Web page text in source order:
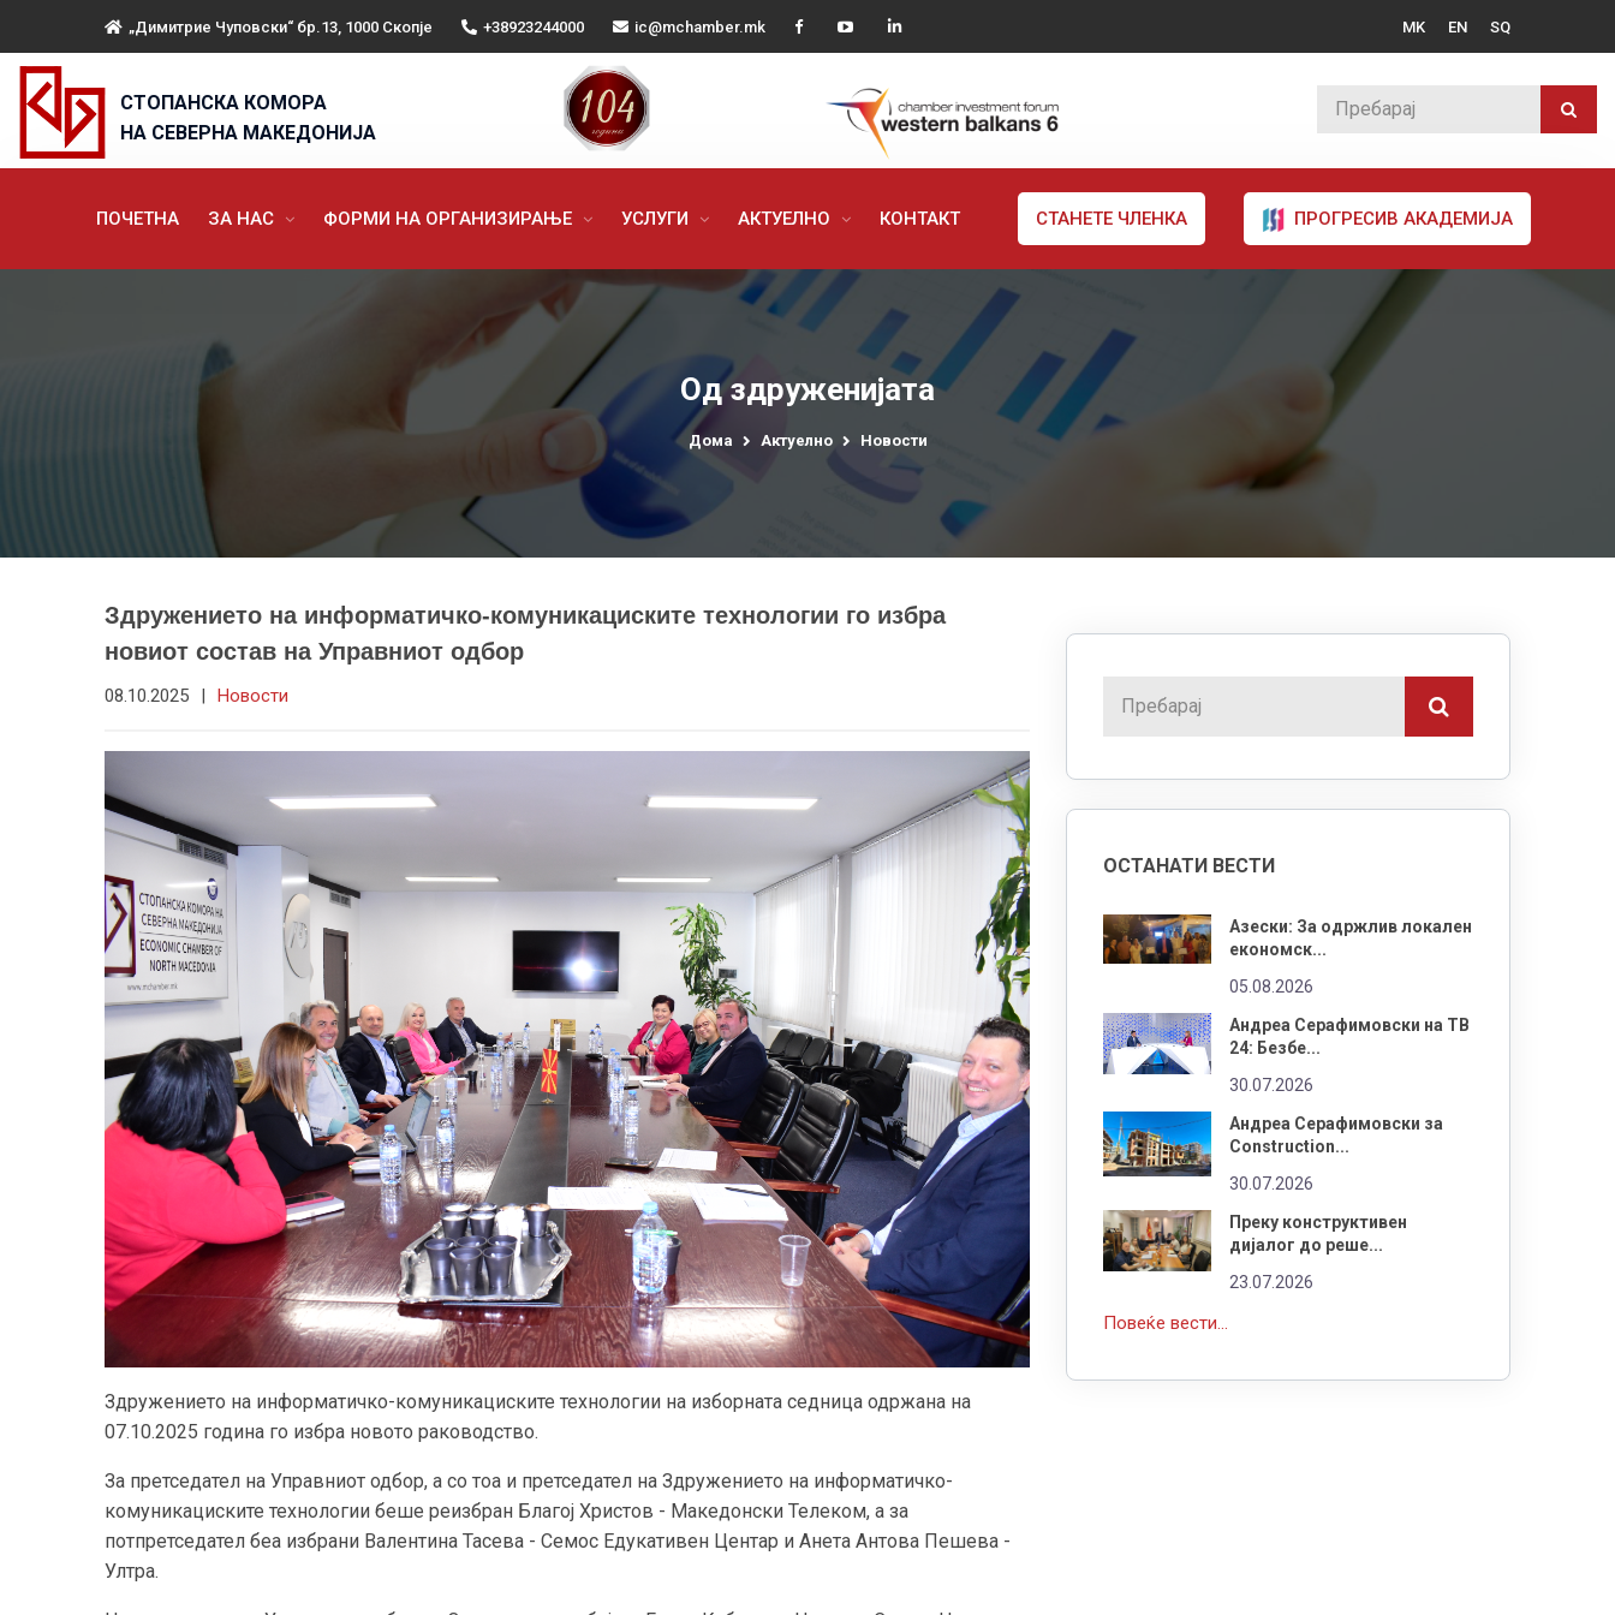
„Димитрие Чуповски“ бр.13, 1000 Скопје +38923244000 ic@mchamber.mk MK EN SQ
СТОПАНСКА КОМОРА
НА СЕВЕРНА МАКЕДОНИЈА
ПОЧЕТНА ЗА НАС ФОРМИ НА ОРГАНИЗИРАЊЕ УСЛУГИ АКТУЕЛНО КОНТАКТ СТАНЕТЕ ЧЛЕНКА ПРОГРЕСИВ АКАДЕМИЈА
Од здруженијата
Дома Актуелно Новости
Здружението на информатичко-комуникациските технологии го избра
новиот состав на Управниот одбор
08.10.2025 | Новости
Здружението на информатичко-комуникациските технологии на изборната седница одржана на
07.10.2025 година го избра новото раководство.
За претседател на Управниот одбор, а со тоа и претседател на Здружението на информатичко-
комуникациските технологии беше реизбран Благој Христов - Македонски Телеком, а за
потпретседател беа избрани Валентина Тасева - Семос Едукативен Центар и Анета Антова Пешева -
Ултра.
ОСТАНАТИ ВЕСТИ
Азески: За одржлив локален
економск...
05.08.2026
Андреа Серафимовски на ТВ
24: Безбе...
30.07.2026
Андреа Серафимовски за
Construction...
30.07.2026
Преку конструктивен
дијалог до реше...
23.07.2026
Повеќе вести...